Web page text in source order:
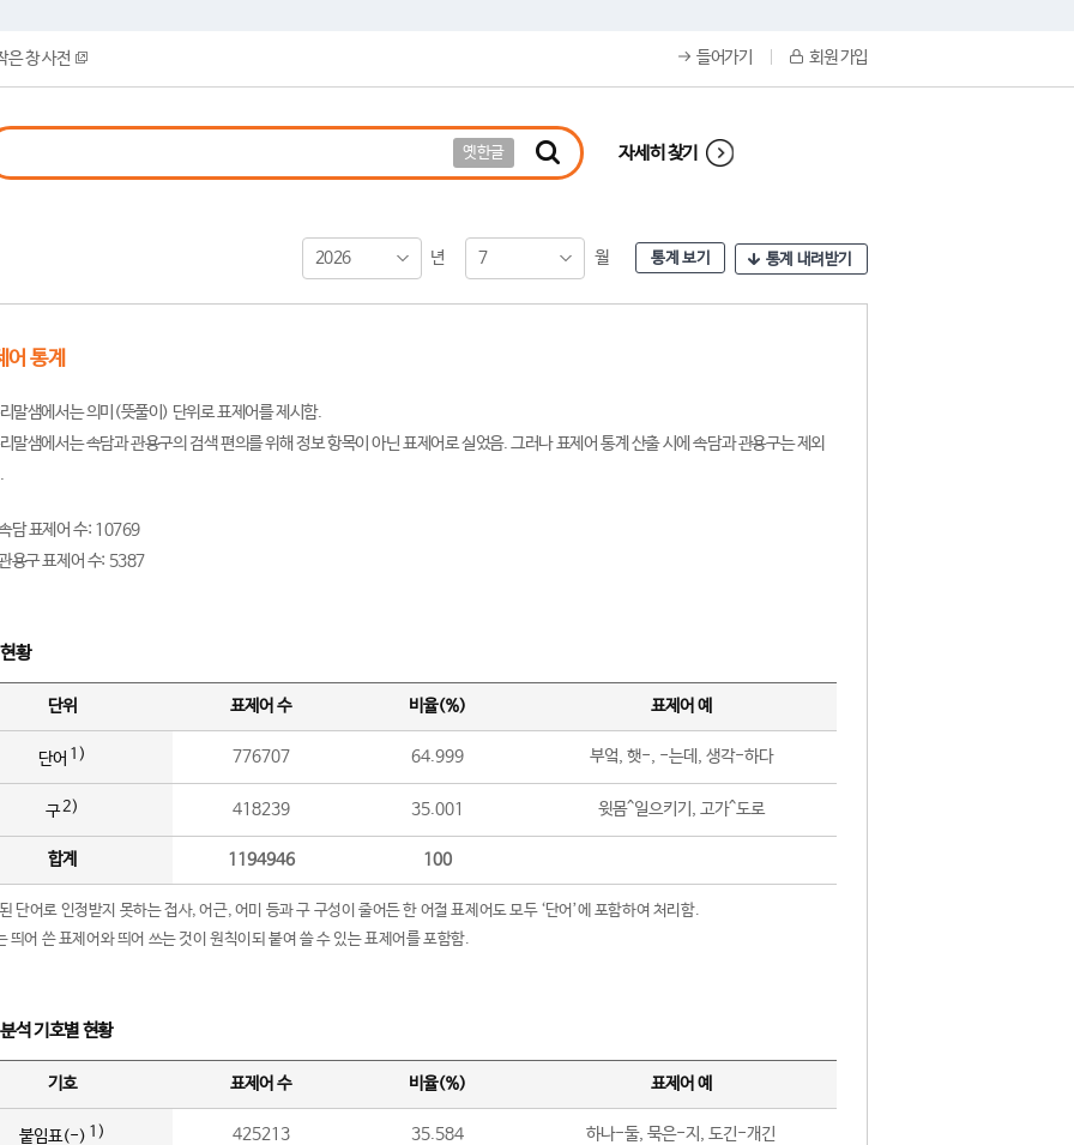
은 창 사전 들어가기 회원 가입
옛한글 자세히 찾기
2026 년 7 월 통계 보기 통계 내려받기
어 통계
말샘에서는 의미(뜻풀이) 단위로 표제어를 제시함.
말샘에서는 속담과 관용구의 검색 편의를 위해 정보 항목이 아닌 표제어로 실었음. 그러나 표제어 통계 산출 시에 속담과 관용구는 제외
담 표제어 수: 10769
용구 표제어 수: 5387
황
단위 표제어 수 비율(%) 표제어 예
단어 1) 776707 64.999 부엌, 햇-, -는데, 생각-하다
구2) 418239 35.001 윗몸^일으키기, 고가^도로
합계 1194946 100
단어로 인정받지 못하는 접사, 어근, 어미 등과 구 구성이 줄어든 한 어절 표제어도 모두 ‘단어’에 포함하여 처리함.
띄어 쓴 표제어와 띄어 쓰는 것이 원칙이되 붙여 쓸 수 있는 표제어를 포함함.
석 기호별 현황
기호 표제어 수 비율(%) 표제어 예
붙임표(-) 1) 425213 35.584 하나-둘, 묵은-지, 도긴-개긴